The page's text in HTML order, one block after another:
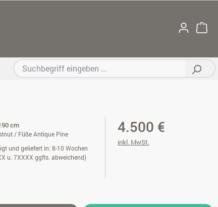
cm
/ Füße Antique Pine
und geliefert in: 8-10 Wochen
u. 7XXXX ggfls. abweichend)
4.500 €
inkl. MwSt.